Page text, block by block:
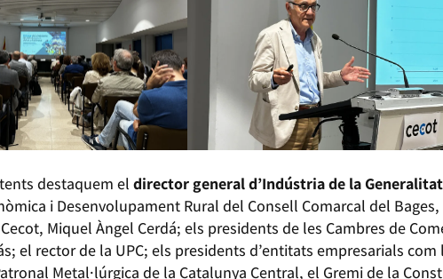
destaquem el director general d’Indústria de la
i Desenvolupament Rural del Consell Comarcal del
Miquel Àngel Cerdá; els presidents de les Cambres de
el rector de la UPC; els presidents d’entitats empresarials com
Metal·lúrgica de la Catalunya Central, el Gremi de la